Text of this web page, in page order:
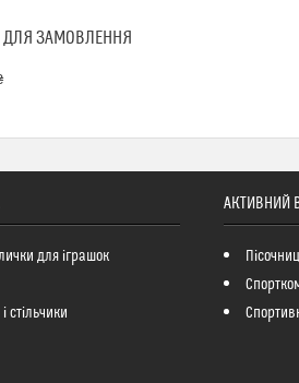
ДЛЯ ЗАМОВЛЕННЯ
для іграшок
стільчики
АКТИВНИЙ